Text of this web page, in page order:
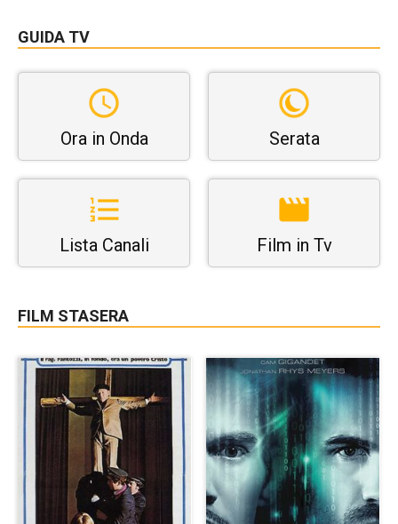
GUIDA TV
Ora in Onda Serata
Lista Canali Film in Tv
FILM STASERA